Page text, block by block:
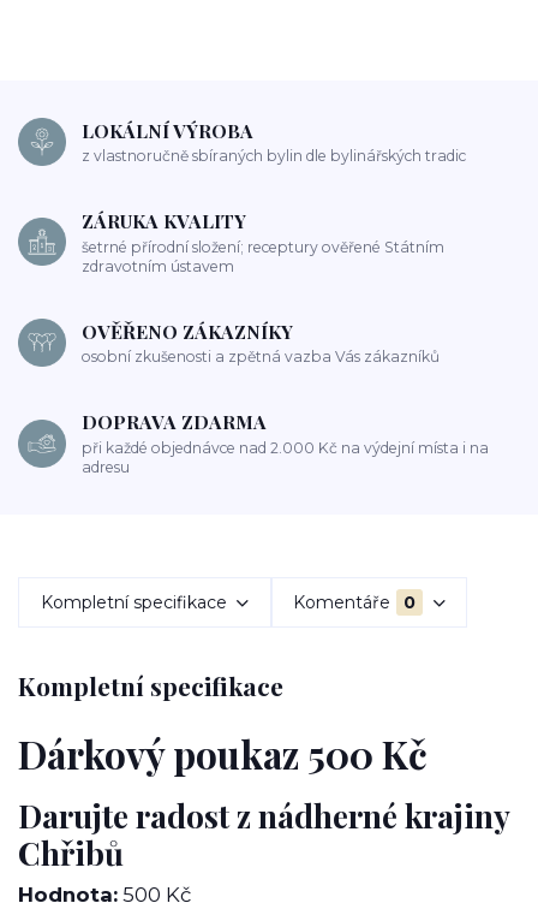
LOKÁLNÍ VÝROBA
z vlastnoručně sbíraných bylin dle bylinářských tradic
ZÁRUKA KVALITY
šetrné přírodní složení; receptury ověřené Státním
zdravotním ústavem
OVĚŘENO ZÁKAZNÍKY
osobní zkušenosti a zpětná vazba Vás zákazníků
DOPRAVA ZDARMA
při každé objednávce nad 2.000 Kč na výdejní místa i na
adresu
Kompletní specifikace Komentáře 0
Kompletní specifikace
Dárkový poukaz 500 Kč
Darujte radost z nádherné krajiny
Chřibů
Hodnota: 500 Kč